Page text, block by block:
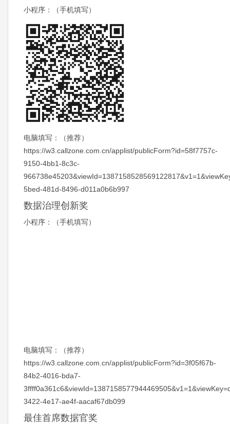
小程序：（手机填写）
电脑填写：（推荐）
https://w3.callzone.com.cn/applist/publicForm?id=58f7757c-
9150-4bb1-8c3c-
5bed-481d-8496-d011a0b6b997
数据治理创新奖
小程序：（手机填写）
电脑填写：（推荐）
https://w3.callzone.com.cn/applist/publicForm?id=3f05f67b-
84b2-4016-bda7-
3422-4e17-ae4f-aacaf67db099
最佳首席数据官奖